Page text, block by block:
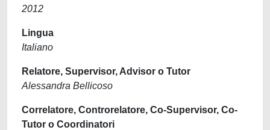
2012
Lingua
Italiano
Relatore, Supervisor, Advisor o Tutor
Alessandra Bellicoso
Correlatore, Controrelatore, Co-Supervisor, Co-
Tutor o Coordinatori